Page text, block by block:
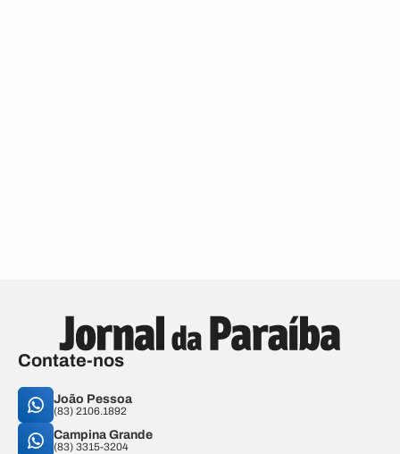
Contate-nos
João Pessoa
(83) 2106.1892
Campina Grande
(83) 3315-3204